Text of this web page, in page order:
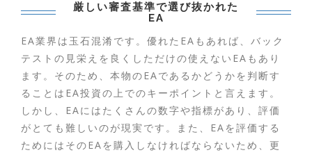
厳しい審査基準で選び抜かれた
EA
EA業界は玉石混淆です。優れたEAもあれば、バック
テストの見栄えを良くしただけの使えないEAもあり
ます。そのため、本物のEAであるかどうかを判断す
ることはEA投資の上でのキーポイントと言えます。
しかし、EAにはたくさんの数字や指標があり、評価
がとても難しいのが現実です。また、EAを評価する
ためにはそのEAを購入しなければならないため、更